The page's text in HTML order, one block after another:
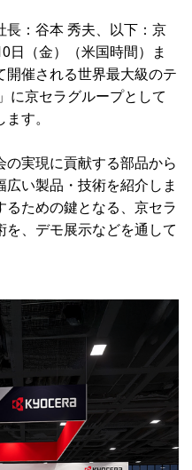
：谷本 秀夫、以下：京
日（金）（米国時間）ま
催される世界最大級のテ
に京セラグループとして
す。
実現に貢献する部品から
い製品・技術を紹介しま
ための鍵となる、京セラ
、デモ展示などを通して